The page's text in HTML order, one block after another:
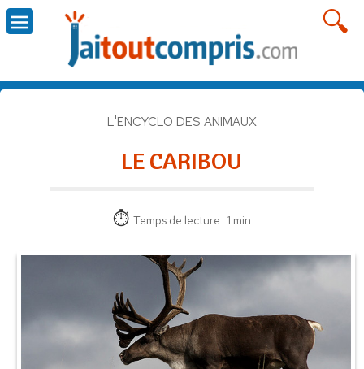
L'ENCYCLO DES ANIMAUX
LE CARIBOU
Temps de lecture : 1 min